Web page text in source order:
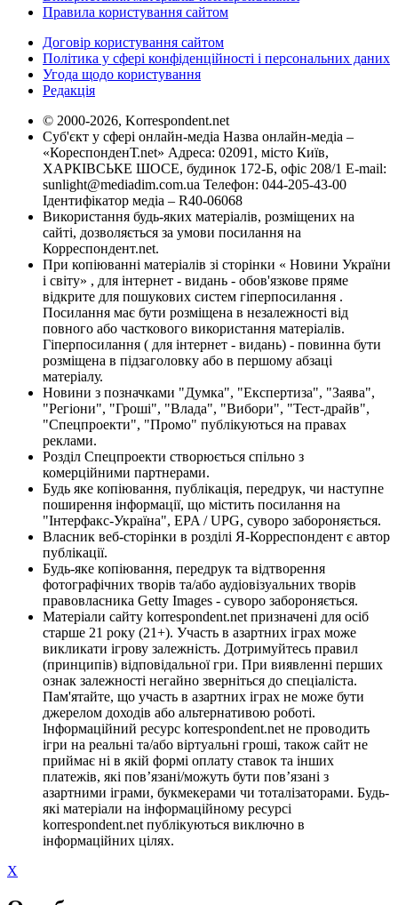
Правила користування сайтом
Договір користування сайтом
Політика у сфері конфіденційності і персональних даних
Угода щодо користування
Редакція
© 2000-2026, Korrespondent.net
Суб'єкт у сфері онлайн-медіа Назва онлайн-медіа –
«КореспонденТ.net» Адреса: 02091, місто Київ,
ХАРКІВСЬКЕ ШОСЕ, будинок 172-Б, офіс 208/1 E-mail:
sunlight@mediadim.com.ua Телефон: 044-205-43-00
Ідентифікатор медіа – R40-06068
Використання будь-яких матеріалів, розміщених на
сайті, дозволяється за умови посилання на
Корреспондент.net.
При копіюванні матеріалів зі сторінки « Новини України
і світу» , для інтернет - видань - обов'язкове пряме
відкрите для пошукових систем гіперпосилання .
Посилання має бути розміщена в незалежності від
повного або часткового використання матеріалів.
Гіперпосилання ( для інтернет - видань) - повинна бути
розміщена в підзаголовку або в першому абзаці
матеріалу.
Новини з позначками "Думка", "Експертиза", "Заява",
"Регіони", "Гроші", "Влада", "Вибори", "Тест-драйв",
"Спецпроекти", "Промо" публікуються на правах
реклами.
Розділ Спецпроекти створюється спільно з
комерційними партнерами.
Будь яке копіювання, публікація, передрук, чи наступне
поширення інформації, що містить посилання на
"Інтерфакс-Україна", EPA / UPG, суворо забороняється.
Власник веб-сторінки в розділі Я-Корреспондент є автор
публікації.
Будь-яке копіювання, передрук та відтворення
фотографічних творів та/або аудіовізуальних творів
правовласника Getty Images - суворо забороняється.
Матеріали сайту korrespondent.net призначені для осіб
старше 21 року (21+). Участь в азартних іграх може
викликати ігрову залежність. Дотримуйтесь правил
(принципів) відповідальної гри. При виявленні перших
ознак залежності негайно зверніться до спеціаліста.
Пам'ятайте, що участь в азартних іграх не може бути
джерелом доходів або альтернативою роботі.
Інформаційний ресурс korrespondent.net не проводить
ігри на реальні та/або віртуальні гроші, також сайт не
приймає ні в якій формі оплату ставок та інших
платежів, які пов’язані/можуть бути пов’язані з
азартними іграми, букмекерами чи тоталізаторами. Будь-
які матеріали на інформаційному ресурсі
korrespondent.net публікуються виключно в
інформаційних цілях.
X